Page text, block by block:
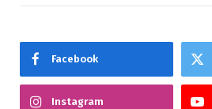
Facebook
Instagram